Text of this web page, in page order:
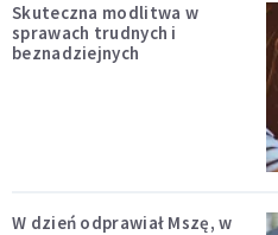
Skuteczna modlitwa w
sprawach trudnych i
beznadziejnych
W dzień odprawiał Mszę, w